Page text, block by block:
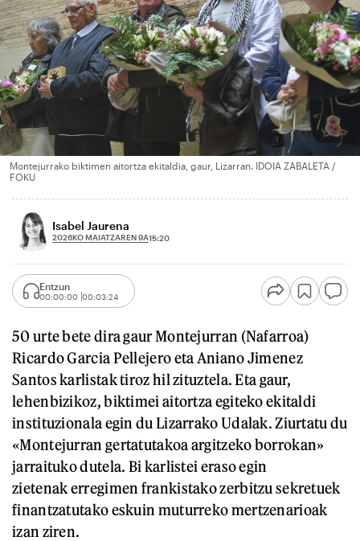
Montejurrako biktimen aitortza ekitaldia, gaur, Lizarran. IDOIA ZABALETA /
FOKU
Isabel Jaurena
2026KO MAIATZAREN 9A15:20
Entzun
00:00:00 00:03:24
50 urte bete dira gaur Montejurran (Nafarroa)
Ricardo Garcia Pellejero eta Aniano Jimenez
Santos karlistak tiroz hil zituztela. Eta gaur,
lehenbizikoz, biktimei aitortza egiteko ekitaldi
instituzionala egin du Lizarrako Udalak. Ziurtatu du
«Montejurran gertatutakoa argitzeko borrokan»
jarraituko dutela. Bi karlistei eraso egin
zietenak erregimen frankistako zerbitzu sekretuek
finantzatutako eskuin muturreko mertzenarioak
izan ziren.